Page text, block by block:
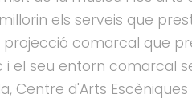
els serveis que
comarcal que
el seu entorn comarcal
d'Arts